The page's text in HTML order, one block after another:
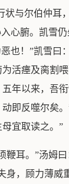
与尔伯仲
心腑。凯雪
！”凯雪曰
活瘗及脔割
年以来，吾
即反噬尔矣
宜取读之。”
耳。”汤姆
，顾力薄